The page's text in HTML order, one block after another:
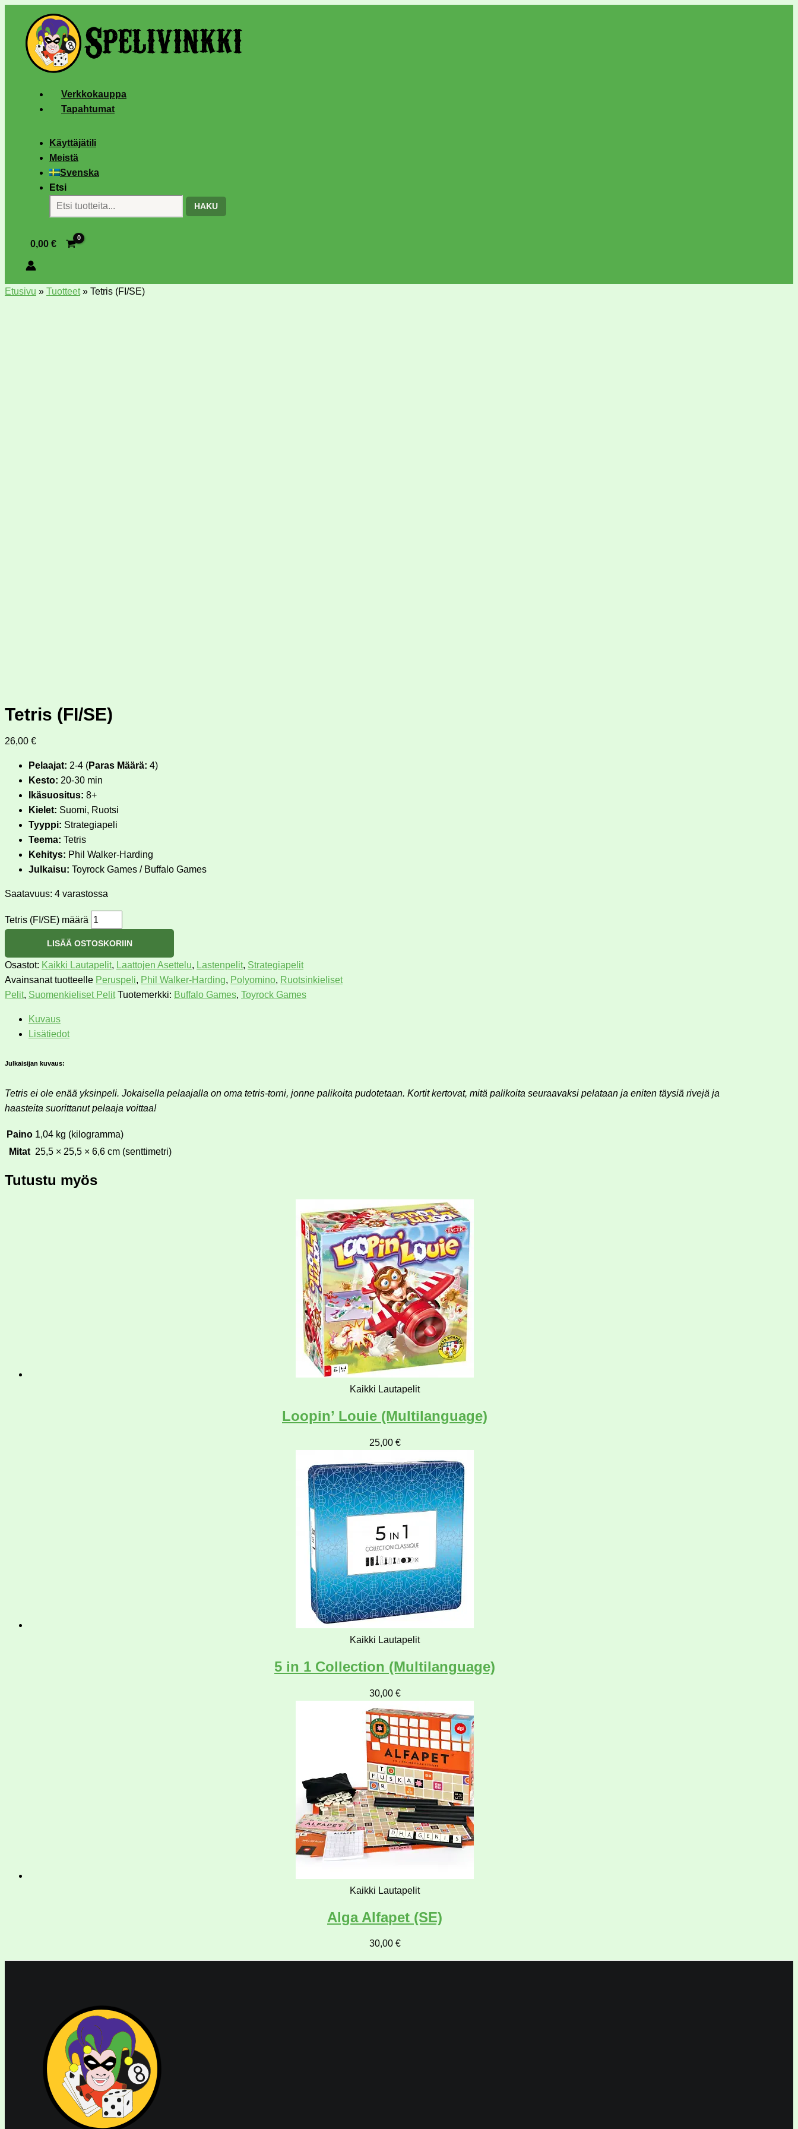
Verkkokauppa
Tapahtumat
Käyttäjätili
Meistä
Svenska
Etsi
HAKU
0,00€
Etusivu » Tuotteet» Tetris (FI/SE)
Tetris (FI/SE)
26,00 €
Pelaajat: 2-4 (Paras Määrä: 4)
Kesto: 20-30 min
Ikäsuositus: 8+
Kielet: Suomi, Ruotsi
Tyyppi: Strategiapeli
Teema: Tetris
Kehitys: Phil Walker-Harding
Julkaisu: Toyrock Games / Buffalo Games
Saatavuus: 4 varastossa
Tetris (FI/SE) määrä
LISÄÄ OSTOSKORIIN
Osastot: Kaikki Lautapelit, Laattojen Asettelu, Lastenpelit, Strategiapelit
Avainsanat tuotteelle Peruspeli, Phil Walker-Harding, Polyomino, Ruotsinkieliset
Pelit, Suomenkieliset Pelit Tuotemerkki: Buffalo Games, Toyrock Games
Kuvaus
Lisätiedot
Julkaisijan kuvaus:
Tetris ei ole enää yksinpeli. Jokaisella pelaajalla on oma tetris-torni, jonne palikoita pudotetaan. Kortit kertovat, mitä palikoita seuraavaksi pelataan ja eniten täysiä rivejä ja
haasteita suorittanut pelaaja voittaa!
Paino 1,04 kg (kilogramma)
Mitat 25,5 × 25,5 × 6,6 cm (senttimetri)
Tutustu myös
Kaikki Lautapelit
Loopin’ Louie (Multilanguage)
25,00 €
Kaikki Lautapelit
5 in 1 Collection (Multilanguage)
30,00 €
Kaikki Lautapelit
Alga Alfapet (SE)
30,00 €